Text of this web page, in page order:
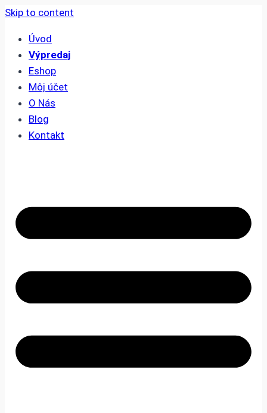
Skip to content
Úvod
Výpredaj
Eshop
Môj účet
O Nás
Blog
Kontakt